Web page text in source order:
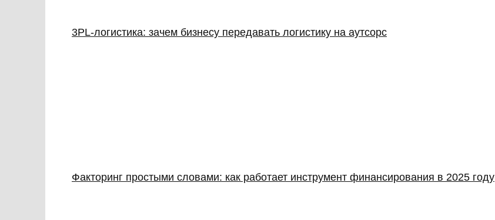
3PL‑логистика: зачем бизнесу передавать логистику на аутсорс
Факторинг простыми словами: как работает инструмент финансирования в 2025 году